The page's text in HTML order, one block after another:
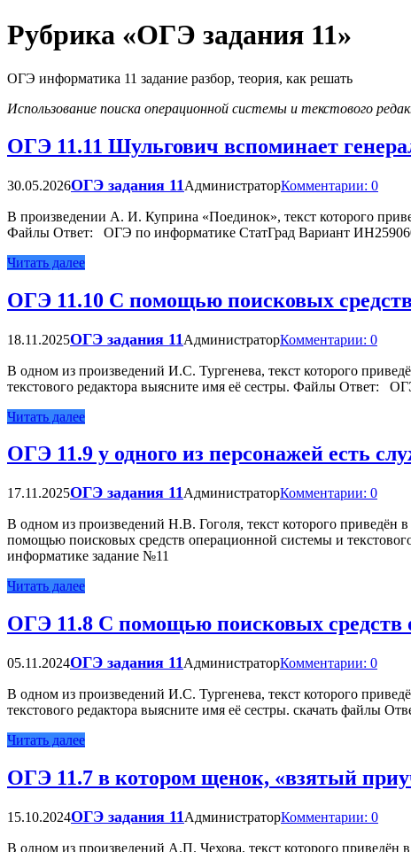
Рубрика «ОГЭ задания 11»
ОГЭ информатика 11 задание разбор, теория, как решать
Использование поиска операционной системы и текстового
ОГЭ 11.11 Шульгович вспоминает
30.05.2026ОГЭ задания 11 АдминистраторКомментарии: 0
В произведении А. И. Куприна «Поединок», текст которого
Файлы Ответ: ОГЭ по информатике СтатГрад Вариант
Читать далее
ОГЭ 11.10 С помощью поисковых
18.11.2025ОГЭ задания 11 АдминистраторКомментарии: 0
В одном из произведений И.С. Тургенева, текст которого
текстового редактора выясните имя её сестры. Файлы Ответ:
Читать далее
ОГЭ 11.9 у одного из персонажей есть
17.11.2025ОГЭ задания 11АдминистраторКомментарии: 0
В одном из произведений Н.В. Гоголя, текст которого приведён
помощью поисковых средств операционной системы и
информатике задание №11
Читать далее
ОГЭ 11.8 С помощью поисковых средств
05.11.2024ОГЭ задания 11АдминистраторКомментарии: 0
В одном из произведений И.С. Тургенева, текст которого
текстового редактора выясните имя её сестры. скачать файлы
Читать далее
ОГЭ 11.7 в котором щенок, «взятый
15.10.2024ОГЭ задания 11 АдминистраторКомментарии: 0
В одном из произведений А.П. Чехова, текст которого приведён